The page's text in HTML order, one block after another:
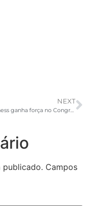
NEXT
Setor fitness ganha força no Congresso Nacional
publicado. Campos